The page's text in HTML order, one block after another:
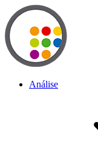
Análise